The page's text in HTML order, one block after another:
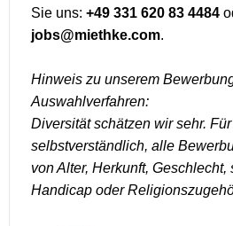
Sie uns: +49 331 620 83 4484
jobs@miethke.com.
Hinweis zu unserem
Auswahlverfahren:
Diversität schätzen wir sehr.
selbstverständlich, alle
von Alter, Herkunft, Geschlecht,
Handicap oder